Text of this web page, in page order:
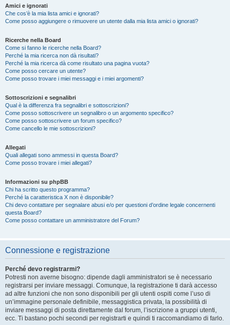
Amici e ignorati
Che cos’è la mia lista amici e ignorati?
Come posso aggiungere o rimuovere un utente dalla mia lista amici o ignorati?
Ricerche nella Board
Come si fanno le ricerche nella Board?
Perché la mia ricerca non dà risultati?
Perché la mia ricerca dà come risultato una pagina vuota?
Come posso cercare un utente?
Come posso trovare i miei messaggi e i miei argomenti?
Sottoscrizioni e segnalibri
Qual è la differenza fra segnalibri e sottoscrizioni?
Come posso sottoscrivere un segnalibro o un argomento specifico?
Come posso sottoscrivere un forum specifico?
Come cancello le mie sottoscrizioni?
Allegati
Quali allegati sono ammessi in questa Board?
Come posso trovare i miei allegati?
Informazioni su phpBB
Chi ha scritto questo programma?
Perché la caratteristica X non è disponibile?
Chi devo contattare per segnalare abusi e/o per questioni d’ordine legale concernenti
questa Board?
Come posso contattare un amministratore del Forum?
Connessione e registrazione
Perché devo registrarmi?
Potresti non averne bisogno: dipende dagli amministratori se è necessario
registrarsi per inviare messaggi. Comunque, la registrazione ti darà accesso
ad altre funzioni che non sono disponibili per gli utenti ospiti come l’uso di
un’immagine personale definibile, messaggistica privata, la possibilità di
inviare messaggi di posta direttamente dal forum, l’iscrizione a gruppi utenti,
ecc. Ti bastano pochi secondi per registrarti e quindi ti raccomandiamo di farlo.